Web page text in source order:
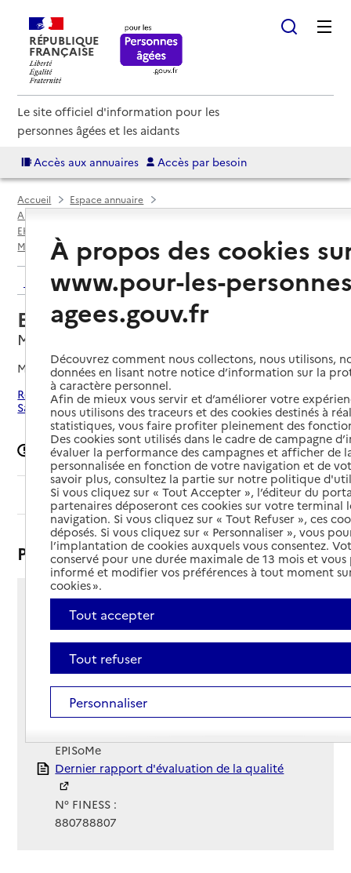
RÉPUBLIQUE
FRANÇAISE
Le site officiel d'information pour les
personnes âgées et les aidants
Accès aux annuaires Accès par besoin
Accueil
Espace annuaire
Annuaire EHPAD et maisons de retraite
EHPAD par département
Monthureux-sur-Saône
EHPAD du Pré Favet
Retour aux résultats de l'annuaire
EHPAD du Pré Favet
Monthureux-sur-Saône, VOSGES
Mis à jour le02/06/2026
Rechercher les établissements autour de Monthureux-sur-
Saône
Signaler une erreur
Sommaire
Présentation
88410 - Monthureux-sur-Saône
Voir itinéraire
Téléphone :
03 29 09 03 53
Contact
Contact
Site Internet
Site internet non renseigné
EPISoMe
Rapport HAS
Dernier rapport d'évaluation de la qualité
N° FINESS :
880788807
À propos des cookies
www.pour-les-
agees.gouv.fr
Découvrez comment nous collectons, nous utilisons,
données en lisant notre notice d’information sur la
à caractère personnel.
Afin de mieux vous servir et d’améliorer votre
nous utilisons des traceurs et des cookies destinés à
statistiques, vous faire profiter pleinement des
Des cookies sont utilisés dans le cadre de campagne
évaluer la performance des campagnes et afficher de
personnalisée en fonction de votre navigation et de
savoir plus, consultez la partie sur notre politique
Si vous cliquez sur « Tout Accepter », l’éditeur du
partenaires déposeront ces cookies sur votre terminal
navigation. Si vous cliquez sur « Tout Refuser », ces
déposés. Si vous cliquez sur « Personnaliser », vous
l’implantation de cookies auxquels vous consentez.
conservé pour une durée maximale de 13 mois et
informé et modifier vos préférences à tout moment
cookies ».
Tout accepter
Tout refuser
Personnaliser